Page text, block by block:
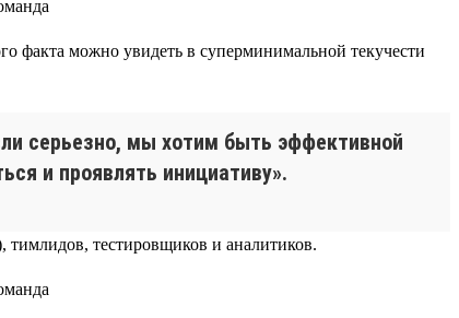
факта можно увидеть в суперминимальной текучести
серьезно, мы хотим быть эффективной
и проявлять инициативу».
тимлидов, тестировщиков и аналитиков.